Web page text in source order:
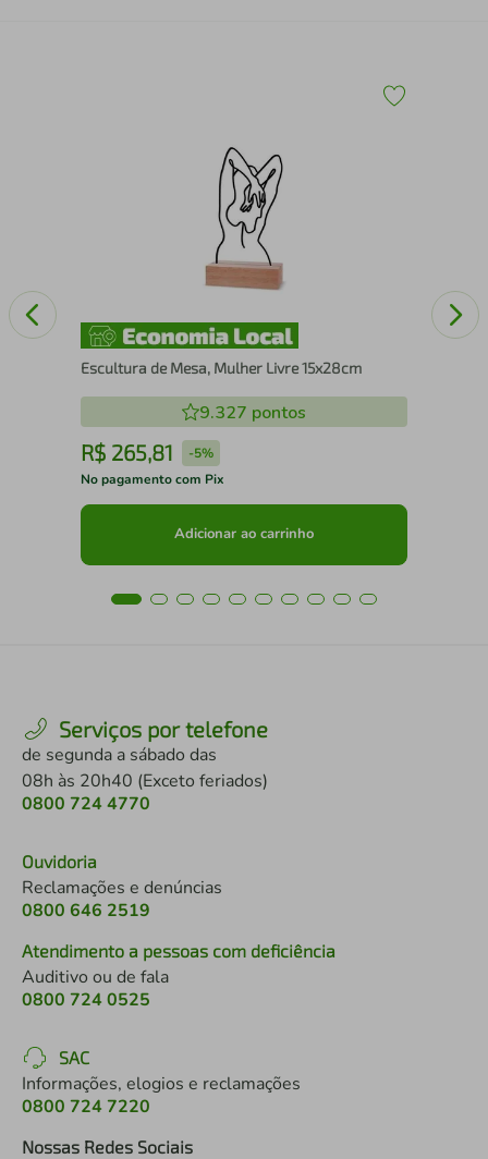
Escultura de Mesa, Mulher Livre 15x28cm
9.327 pontos
R$ 265,81 -5%
No pagamento com Pix
Adicionar ao carrinho
Serviços por telefone
de segunda a sábado das
08h às 20h40 (Exceto feriados)
0800 724 4770
Ouvidoria
Reclamações e denúncias
0800 646 2519
Atendimento a pessoas com deficiência
Auditivo ou de fala
0800 724 0525
SAC
Informações, elogios e reclamações
0800 724 7220
Nossas Redes Sociais